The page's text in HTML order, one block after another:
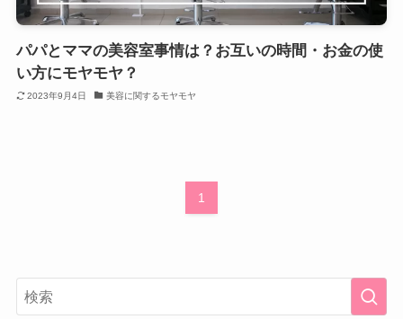
パパとママの美容室事情は？お互いの時間・お金の使
い方にモヤモヤ？
2023年9月4日 美容に関するモヤモヤ
1